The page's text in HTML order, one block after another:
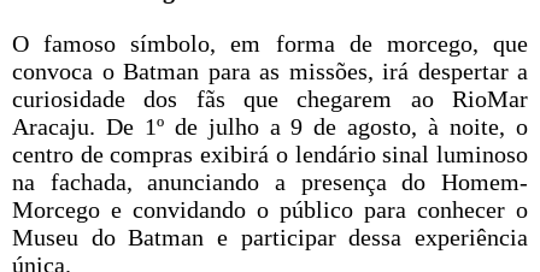
O famoso símbolo, em forma de morcego, que
convoca o Batman para as missões, irá despertar a
curiosidade dos fãs que chegarem ao RioMar
Aracaju. De 1º de julho a 9 de agosto, à noite, o
centro de compras exibirá o lendário sinal luminoso
na fachada, anunciando a presença do Homem-
Morcego e convidando o público para conhecer o
Museu do Batman e participar dessa experiência
única.